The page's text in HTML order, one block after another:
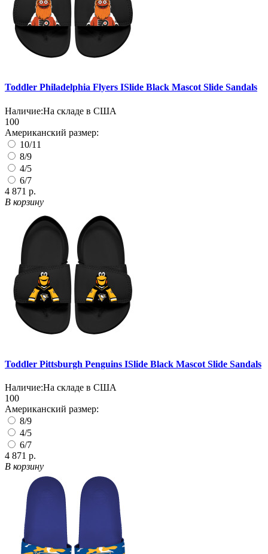
Toddler Philadelphia Flyers ISlide Black Mascot Slide Sandals
Наличие:На складе в США
100
Американский размер:
10/11
8/9
4/5
6/7
4 871 р.
В корзину
Toddler Pittsburgh Penguins ISlide Black Mascot Slide Sandals
Наличие:На складе в США
100
Американский размер:
8/9
4/5
6/7
4 871 р.
В корзину